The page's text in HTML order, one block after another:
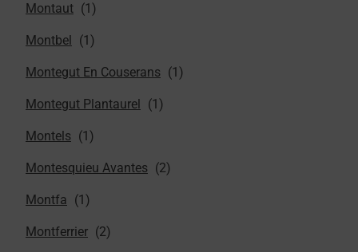
Montaut
Montbel
Montegut En Couserans
Montegut Plantaurel
Montels
Montesquieu Avantes
Montfa
Montferrier